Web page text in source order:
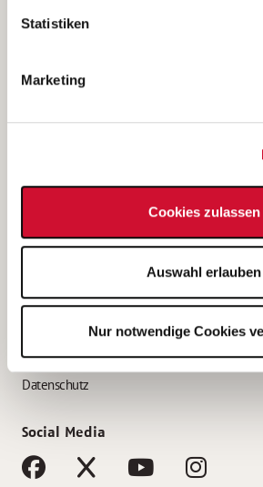
unsererDatenschutzerklärung
Statistiken
Marketing
Cookies zulassen
Auswahl erlauben
Nur notwendige Cookies
(Ein Tochterunternehmen des AWO
e.V.)
Bewerbung als Altenpflegehelfer*in
Bewerbung als Erzieher*in
AWO Gliederungen nach Bundesland
Impressum
Datenschutz
Social Media